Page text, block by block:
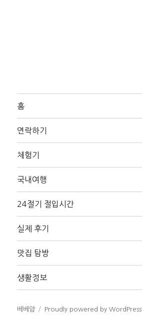
홈
연락하기
체험기
국내여행
24절기 절입시간
실제 후기
맛집 탐방
생활정보
베베얌 Proudly powered by WordPress